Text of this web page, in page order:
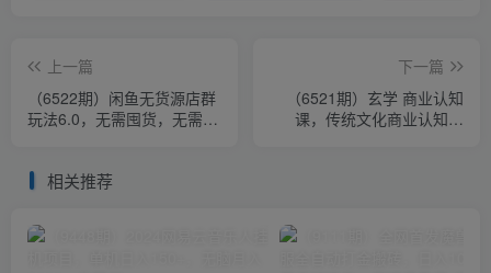
上一篇
（6522期）闲鱼无货源店群
玩法6.0，无需囤货，无需引
下一篇
（6521期）玄学 商业认知
课，传统文化商业认知课
相关推荐